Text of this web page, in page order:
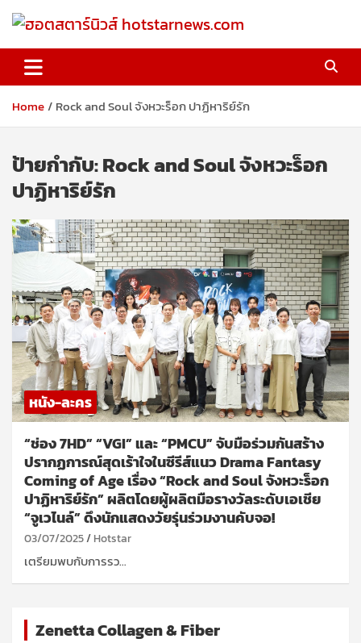
ฮอตสตาร์นิวส์ hotstarnews.com
Home Rock and Soul จังหวะร็อก ปาฏิหาริย์รัก
ป้ายกำกับ:Rock and Soul จังหวะร็อก
ปาฏิหาริย์รัก
หนัง-ละคร
“ช่อง 7HD” “VGI” และ “PMCU” จับมือร่วมกันสร้าง
ปรากฏการณ์สุดเร้าใจในซีรีส์แนว Drama Fantasy
Coming of Age เรื่อง “Rock and Soul จังหวะร็อก
ปาฏิหาริย์รัก” ผลิตโดยผู้ผลิตมือรางวัลระดับเอเชีย
“จูเวไนล์” ดึงนักแสดงวัยรุ่นร่วมงานคับจอ!
03/07/2025 Hotstar
เตรียมพบกับการรว…
Zenetta Collagen & Fiber